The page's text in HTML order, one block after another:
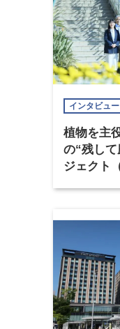
インタビュー
植物を主
の“残し
ジェクト